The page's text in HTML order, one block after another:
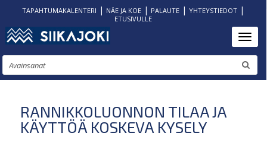
Hyppää
pääsisältöön
TAPAHTUMAKALENTERI | NÄE JA KOE| PALAUTE| YHTEYSTIEDOT|
ETUSIVULLE
Etsi
RANNIKKOLUONNON TILAA JA
KÄYTTÖÄ KOSKEVA KYSELY